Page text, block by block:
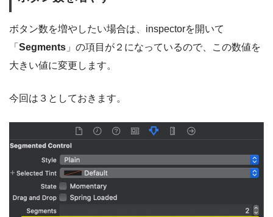
ボタン数を増やしたい場合は、inspectorを開いて
「 Segments 」の項目が２になっているので、この数値を
大きい値に変更します。
今回は３としておきます。